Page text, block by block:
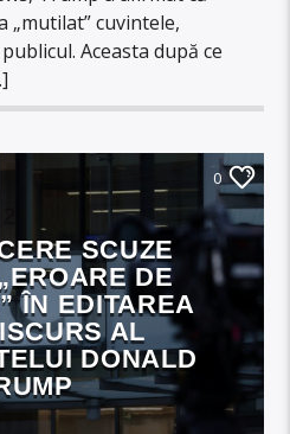
„mutilat” cuvintele,
Aceasta după ce
0
SCUZE
DE
ÎN EDITAREA
AL
DONALD